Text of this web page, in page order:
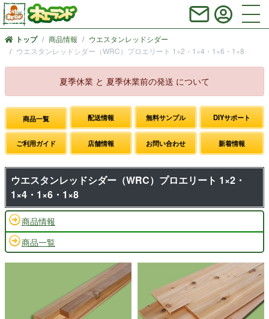
トップ 商品情報
ウエスタンレッドシダー
ウエスタンレッドシダー（WRC）プロエリート 1×2・1×4・1×6・1×8
夏季休業 と 夏季休業前の発送 について
商品一覧 配送情報 無料サンプル DIYサポート
ご利用ガイド 店舗情報 お問い合わせ 新着情報
ウエスタンレッドシダー（WRC）プロエリート 1×2・
1×4・1×6・1×8
商品情報
商品一覧